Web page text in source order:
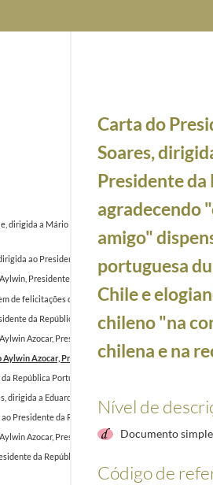
dirigida a Mário Soares, Presidente da República
ao Presidente da República de Portugal, Mário
Presidente da República do Chile, informando
felicitações do Presidente da República, Mário
da República, Mário Soares, solicitando o
Azocar, Presidente da República do Chile,
Azocar, Presidente da República do Chile,
República Portuguesa, Mário Soares, agradecendo
a Eduardo Frei, Presidente Eleito da República
Presidente da República Portuguesa, Mário
Azocar, Presidente da República do Chile,
da República, Mário Soares, convidando-o a
Carta do
Soares,
Presidente da
agradecendo
amigo"
portuguesa
Chile e
chileno "na
chilena e na
Nível de
Documento
Código de